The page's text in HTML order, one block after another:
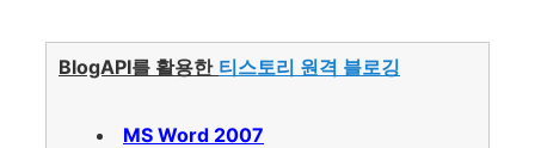
BlogAPI를 활용한 티스토리 원격 블로깅
MS Word 2007